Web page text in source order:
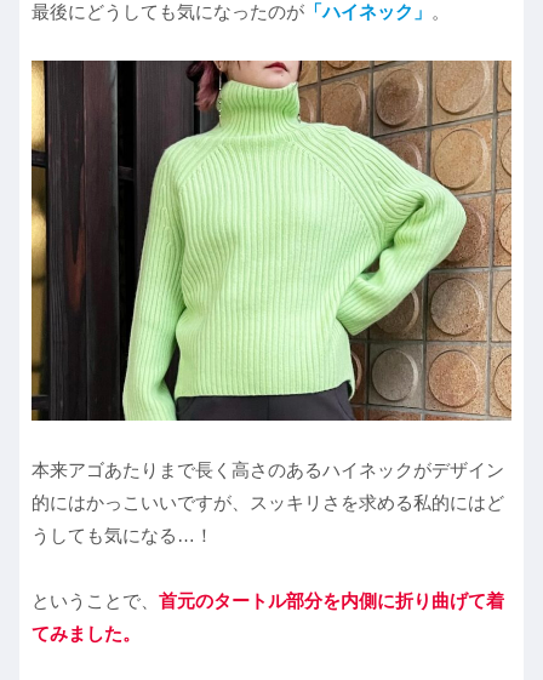
最後にどうしても気になったのが 「ハイネック」 。
本来アゴあたりまで長く高さのあるハイネックがデザイン
的にはかっこいいですが、スッキリさを求める私的にはど
うしても気になる…！
ということで、 首元のタートル部分を内側に折り曲げて着
てみました。